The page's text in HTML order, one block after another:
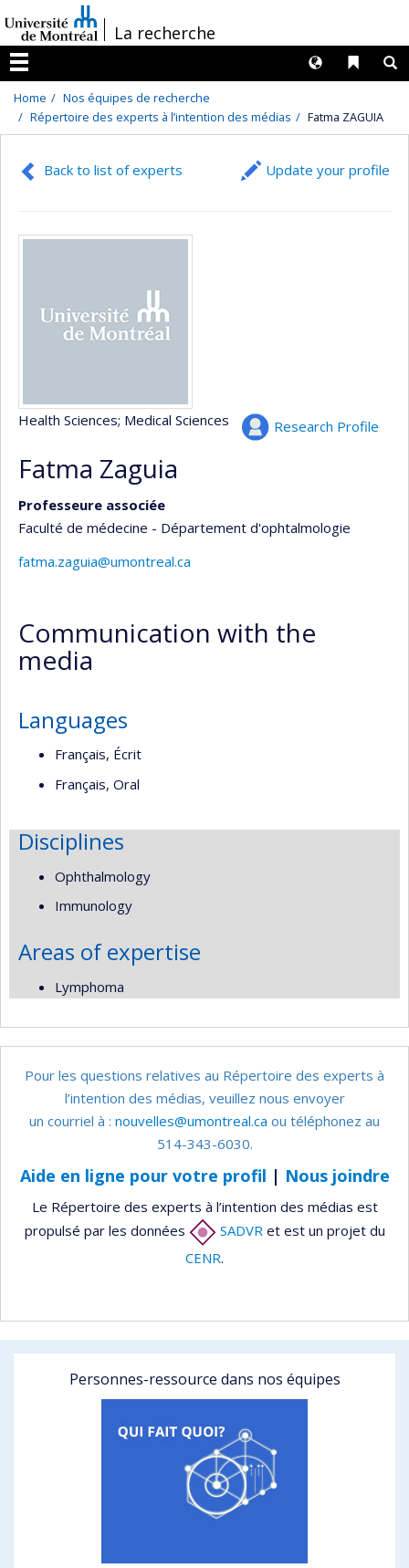
au
contenu
/La recherche
Menu
Liens
Langues
Home
Nos équipes de recherche
Répertoire des experts à l’intention des médias
Fatma ZAGUIA
Back to list of experts Update your profile
Research Profile
Health Sciences; Medical Sciences
Fatma Zaguia
Professeure associée
Faculté de médecine - Département d'ophtalmologie
fatma.zaguia@umontreal.ca
Communication with the
media
Languages
Français, Écrit
Français, Oral
Disciplines
Ophthalmology
Immunology
Areas of expertise
Lymphoma
Pour les questions relatives au Répertoire des experts à
l’intention des médias, veuillez nous envoyer
un courriel à : nouvelles@umontreal.ca ou téléphonez au
514-343-6030.
Aide en ligne pour votre profil | Nous joindre
Le Répertoire des experts à l’intention des médias est
propulsé par les données
SADVRet est un projet du
CENR.
Personnes-ressource dans nos équipes